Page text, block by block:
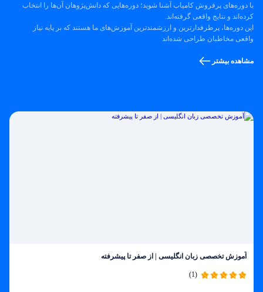
با دوره‌های پرفروش کامیاب آشنا شوید؛ دوره‌هایی که دانش‌پژوهان آن‌ها را انتخاب
کرده‌اند و نتایج واقعی گرفته‌اند.
این دوره‌ها، پرطرفدارترین و ارزشمندترین آموزش‌های ما هستند که بر پایه نیاز
واقعی مخاطبان طراحی شده‌اند
مشاهده بیشتر
آموزش تخصصی زبان انگلیسی | از صفر تا پیشرفته
(1)